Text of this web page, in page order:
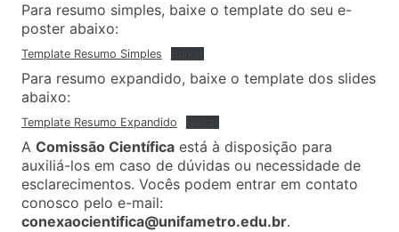
Para resumo simples, baixe o template do seu e-
poster abaixo:
Template Resumo Simples
Para resumo expandido, baixe o template dos slides
abaixo:
Template Resumo Expandido
A Comissão Científica está à disposição para
auxiliá-los em caso de dúvidas ou necessidade de
esclarecimentos. Vocês podem entrar em contato
conosco pelo e-mail:
conexaocientifica@unifametro.edu.br.